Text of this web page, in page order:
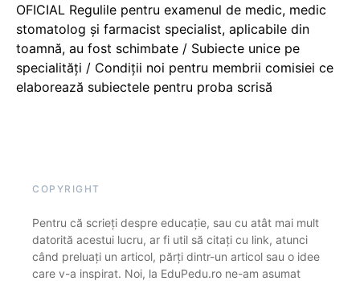
OFICIAL Regulile pentru examenul de medic, medic
stomatolog și farmacist specialist, aplicabile din
toamnă, au fost schimbate / Subiecte unice pe
specialități / Condiții noi pentru membrii comisiei ce
elaborează subiectele pentru proba scrisă
COPYRIGHT
Pentru că scrieți despre educație, sau cu atât mai mult
datorită acestui lucru, ar fi util să citați cu link, atunci
când preluați un articol, părți dintr-un articol sau o idee
care v-a inspirat. Noi, la EduPedu.ro ne-am asumat